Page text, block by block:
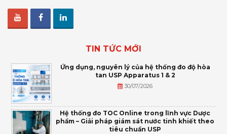
TIN TỨC MỚI
Ứng dụng, nguyên lý của hệ thống đo độ hòa
tan USP Apparatus 1 & 2
30/07/2026
Hệ thống đo TOC Online trong lĩnh vực Dược
phẩm – Giải pháp giám sát nước tinh khiết theo
tiêu chuẩn USP